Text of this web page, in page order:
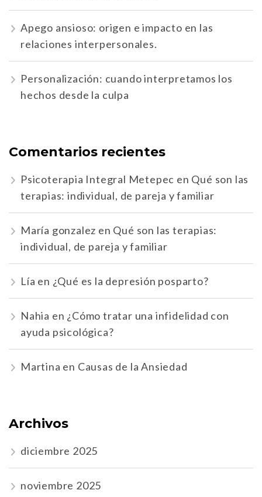
Apego ansioso: origen e impacto en las
relaciones interpersonales.
Personalización: cuando interpretamos los
hechos desde la culpa
Comentarios recientes
Psicoterapia Integral Metepec en Qué son las
terapias: individual, de pareja y familiar
María gonzalez en Qué son las terapias:
individual, de pareja y familiar
Lía en ¿Qué es la depresión posparto?
Nahia en ¿Cómo tratar una infidelidad con
ayuda psicológica?
Martina en Causas de la Ansiedad
Archivos
diciembre 2025
noviembre 2025